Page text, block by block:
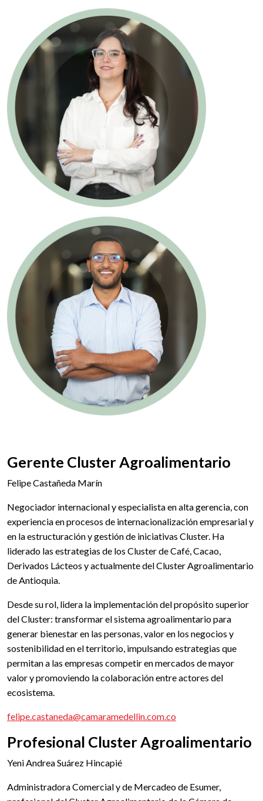
Gerente Cluster Agroalimentario
Felipe Castañeda Marín
Negociador internacional y especialista en alta gerencia, con
experiencia en procesos de internacionalización empresarial y
en la estructuración y gestión de iniciativas Cluster. Ha
liderado las estrategias de los Cluster de Café, Cacao,
Derivados Lácteos y actualmente del Cluster Agroalimentario
de Antioquia.
Desde su rol, lidera la implementación del propósito superior
del Cluster: transformar el sistema agroalimentario para
generar bienestar en las personas, valor en los negocios y
sostenibilidad en el territorio, impulsando estrategias que
permitan a las empresas competir en mercados de mayor
valor y promoviendo la colaboración entre actores del
ecosistema.
felipe.castaneda@camaramedellin.com.co
Profesional Cluster Agroalimentario
Yeni Andrea Suárez Hincapié
Administradora Comercial y de Mercadeo de Esumer,